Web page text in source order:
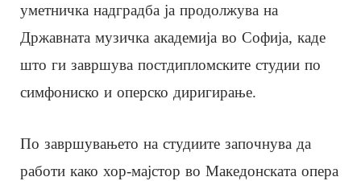
уметничка надградба ја продолжува на
Државната музичка академија во Софија, каде
што ги завршува постдипломските студии по
симфониско и оперско диригирање.
По завршувањето на студиите започнува да
работи како хор-мајстор во Македонската опера